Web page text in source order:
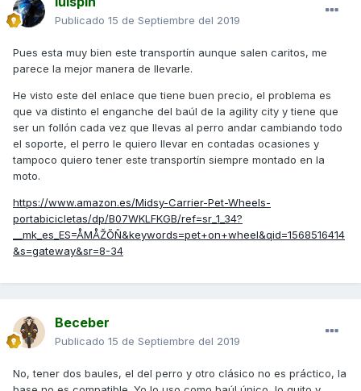
Publicado 15 de Septiembre del 2019
Pues esta muy bien este transportín aunque salen caritos, me
parece la mejor manera de llevarle.
He visto este del enlace que tiene buen precio, el problema es
que va distinto el enganche del baúl de la agility city y tiene que
ser un follón cada vez que llevas al perro andar cambiando todo
el soporte, el perro le quiero llevar en contadas ocasiones y
tampoco quiero tener este transportín siempre montado en la
moto.
https://www.amazon.es/Midsy-Carrier-Pet-Wheels-
portabicicletas/dp/B07WKLFKGB/ref=sr_1_34?
__mk_es_ES=ÅMÅŽÕÑ&keywords=pet+on+wheel&qid=1568516414
&s=gateway&sr=8-34
Beceber
Publicado 15 de Septiembre del 2019
No, tener dos baules, el del perro y otro clásico no es práctico, la